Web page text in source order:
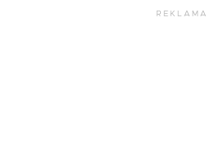
REKLAMA